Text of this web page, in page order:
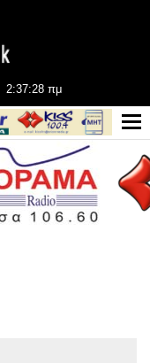
2:37:28 πμ